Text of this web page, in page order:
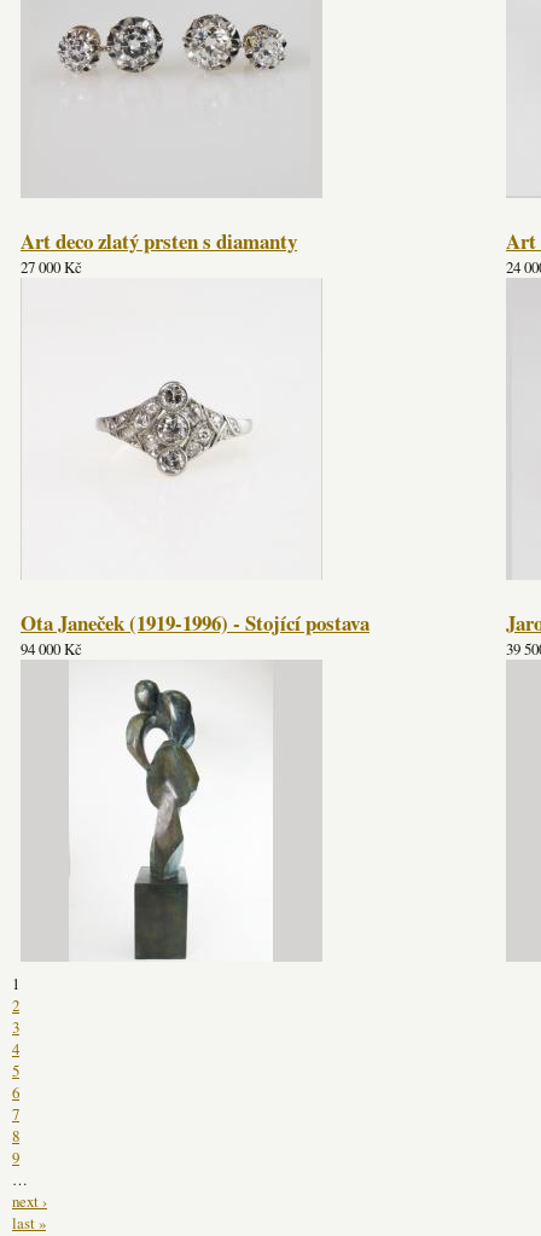
Art deco zlatý prsten s diamanty
27 000 Kč
Art
24
Ota Janeček (1919-1996) - Stojící postava
94 000 Kč 39
1
2
3
4
5
6
7
8
9
…
next ›
last »